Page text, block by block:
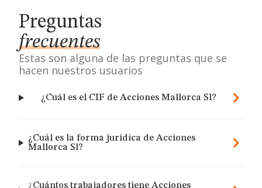
Preguntas
frecuentes
Estas son alguna de las preguntas que se
hacen nuestros usuarios
¿Cuál es el CIF de Acciones Mallorca Sl?
¿Cuál es la forma jurídica de Acciones
Mallorca Sl?
¿Cuántos trabajadores tiene Acciones